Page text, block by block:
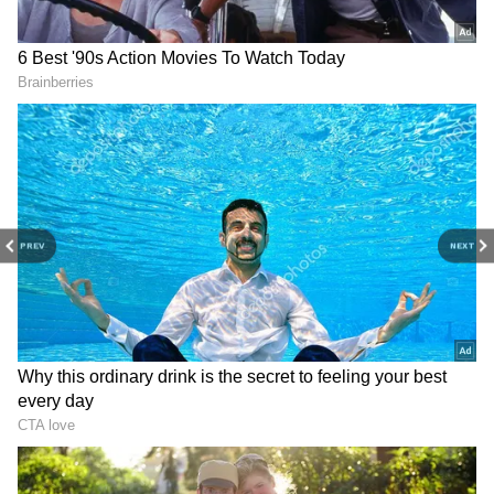
PREV NEXT
மேலும் யோகி பாபு, கெளதம் மேனன்,
சமுத்திரக்கனி ஆகியோர் முக்கிய
கதாபாத்திரத்தில் நடித்து வருகிறார்கள்.
தண்ணீர் பிரச்னையை மையமாக வைத்து
இந்த படம் எடுக்கப்பட்டு வருகிறது.
(Tamil Movies Review)
, நட்சத்திரங்களின்
நேர்காணல்கள், தொடர்களில் நடக்கும்
ட்ராமா மற்றும் பொழுதுபோக்கு உலகின்
டிரெண்ட்ஸ்பாட்டிங்குடன் எப்போதும்
புதுப்பித்த நிலையில் இருங்கள்.
திரையரங்குப் பின்னணி
கதைகள்,டிரெய்லர்வெளியீடுகள்மற்றும்
ரெட் கார்பெட் தருணங்களை அறிந்து
கொள்ளுங்கள்.